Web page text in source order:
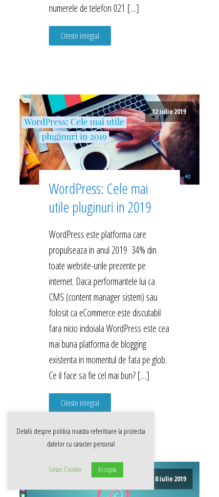
numerele de telefon 021 […]
Citeste integral
12 iulie 2019
WordPress: Cele mai
utile pluginuri in 2019
WordPress este platforma care
propulseaza in anul 2019 34% din
toate website-urile prezente pe
internet. Daca performantele lui ca
CMS (content manager sistem) sau
folosit ca eCommerce este discutabil
fara nicio indoiala WordPress este cea
mai buna platforma de blogging
existenta in momentul de fata pe glob.
Ce il face sa fie cel mai bun? […]
Citeste integral
8 iulie 2019
Detalii despre politica noastra referitoare la protectia
datelor cu caracter personal
Setari Cookie Accepta